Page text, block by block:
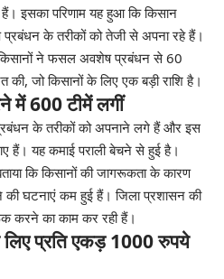
इसका परिणाम यह हुआ कि किसान
के तरीकों को तेजी से अपना रहे हैं।
ने फसल अवशेष प्रबंधन से 60
की, जो किसानों के लिए एक बड़ी राशि है।
में 600 टीमें लगीं
के तरीकों को अपनाने लगे हैं और इस
हैं। यह कमाई पराली बेचने से हुई है।
कि किसानों की जागरूकता के कारण
की घटनाएं कम हुई हैं। जिला प्रशासन की
करने का काम कर रही हैं।
लिए प्रति एकड़ 1000 रुपये